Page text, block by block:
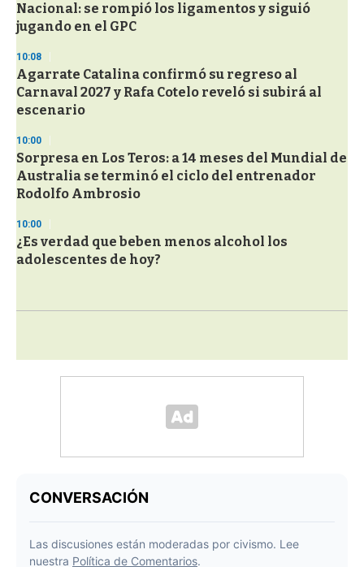
Nacional: se rompió los ligamentos y siguió
jugando en el GPC
10:08
Agarrate Catalina confirmó su regreso al
Carnaval 2027 y Rafa Cotelo reveló si subirá al
escenario
10:00
Sorpresa en Los Teros: a 14 meses del Mundial de
Australia se terminó el ciclo del entrenador
Rodolfo Ambrosio
10:00
¿Es verdad que beben menos alcohol los
adolescentes de hoy?